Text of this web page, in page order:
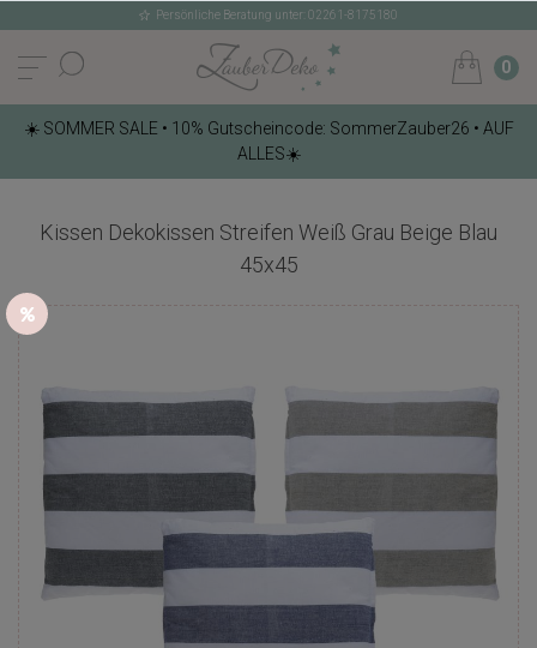
Persönliche Beratung unter: 02261-8175180
0
☀️ SOMMER SALE • 10% Gutscheincode: SommerZauber26 • AUF
ALLES☀️
Kissen Dekokissen Streifen Weiß Grau Beige Blau
45x45